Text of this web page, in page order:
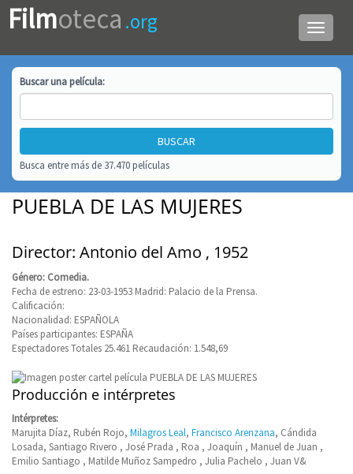
Menú
de
Filmoteca .org
Buscar unapelícula:
Busca entre más de 37.470 películas
PUEBLA DE LAS MUJERES
Director: Antonio del Amo , 1952
Género: Comedia.
Fecha de estreno: 23-03-1953 Madrid: Palacio de la Prensa.
Calificación:
Nacionalidad: ESPAÑOLA
Países participantes: ESPAÑA
Espectadores Totales 25.461 Recaudación: 1.548,69
Producción e intérpretes
Intérpretes:
Marujita Díaz, Rubén Rojo, Milagros Leal, Francisco Arenzana, Cándida
Losada, Santiago Rivero , José Prada , Roa , Joaquín , Manuel de Juan ,
Emilio Santiago , Matilde Muñoz Sampedro , Julia Pachelo , Juan V&